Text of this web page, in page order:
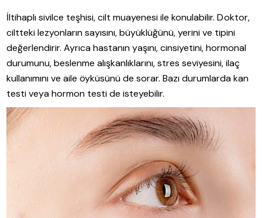
İltihaplı sivilce teşhisi, cilt muayenesi ile konulabilir. Doktor,
ciltteki lezyonların sayısını, büyüklüğünü, yerini ve tipini
değerlendirir. Ayrıca hastanın yaşını, cinsiyetini, hormonal
durumunu, beslenme alışkanlıklarını, stres seviyesini, ilaç
kullanımını ve aile öyküsünü de sorar. Bazı durumlarda kan
testi veya hormon testi de isteyebilir.